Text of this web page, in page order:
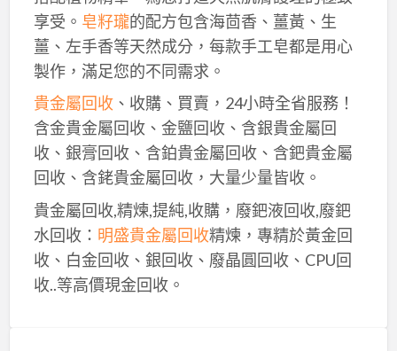
享受。 皂籽瓏的配方包含海茴香、薑黃、生
薑、左手香等天然成分，每款手工皂都是用心
製作，滿足您的不同需求。
貴金屬回收、收購、買賣，24小時全省服務！
含金貴金屬回收、金鹽回收、含銀貴金屬回
收、銀膏回收、含鉑貴金屬回收、含鈀貴金屬
回收、含銠貴金屬回收，大量少量皆收。
貴金屬回收,精煉,提純,收購，廢鈀液回收,廢鈀
水回收： 明盛貴金屬回收精煉，專精於黃金回
收、白金回收、銀回收、廢晶圓回收、CPU回
收..等高價現金回收。